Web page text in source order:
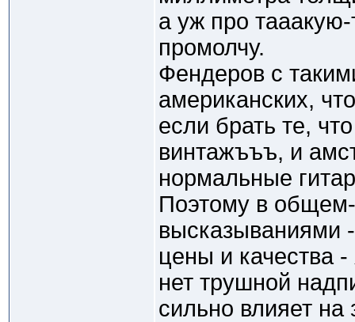
а уж про
промолчу.
Фендеров с
американских,
если брать те,
винтажъъъ, и
нормальные
Поэтому в
высказываниями
цены и качества
нет трушной
сильно влияет на